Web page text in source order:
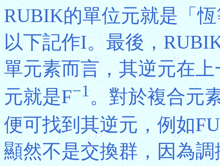
RUBIK的單位元就是「
以下記作I。最後，
單元素而言，其逆元在
元就是F−1。對於複合元
便可找到其逆元，例如FU
顯然不是交換群，因為